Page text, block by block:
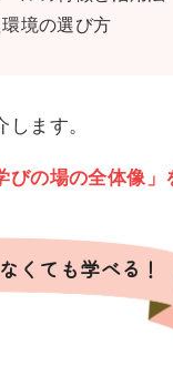
境の選び方
ます。
びの場の全体像
くても学べる！